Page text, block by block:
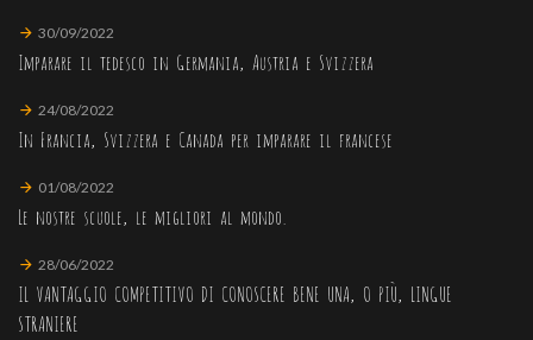
30/09/2022
Imparare il tedesco in Germania, Austria e Svizzera
24/08/2022
In Francia, Svizzera e Canada per imparare il francese
01/08/2022
Le nostre scuole, le migliori al mondo.
28/06/2022
IL VANTAGGIO COMPETITIVO DI CONOSCERE BENE UNA, O PIÙ, LINGUE
STRANIERE